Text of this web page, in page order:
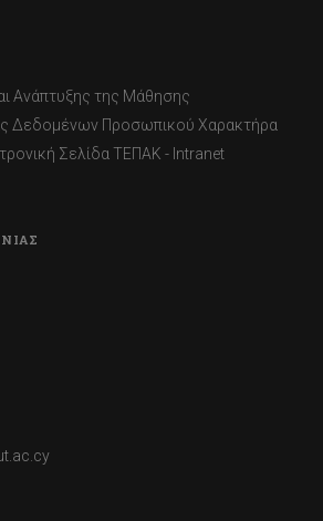
Ανάπτυξης της Μάθησης
Δεδομένων Προσωπικού Χαρακτήρα
Σελίδα ΤΕΠΑΚ - Intranet